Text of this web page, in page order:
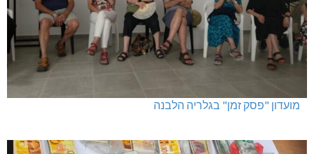
מועדון "פסק זמן" בגלריה הלבנה